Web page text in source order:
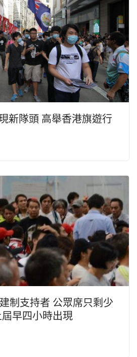
新隊頭 高舉香港旗遊行
制支持者 公眾席只剩少
早四小時出現